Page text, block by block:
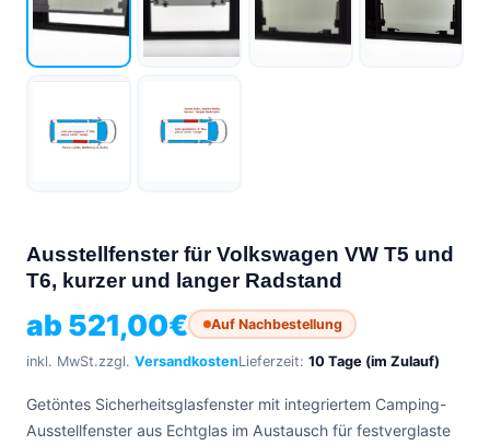
helpFAQ
Fahrzeugausbau
Artikel
phone0471
540
Google
Instagram
Ausstellfenster für Volkswagen VW T5 und
T6, kurzer und langer Radstand
ab521,00€ Auf Nachbestellung
inkl. MwSt. zzgl. VersandkostenLieferzeit: 10 Tage (im Zulauf)
Getöntes Sicherheitsglasfenster mit integriertem Camping-
Ausstellfenster aus Echtglas im Austausch für festverglaste